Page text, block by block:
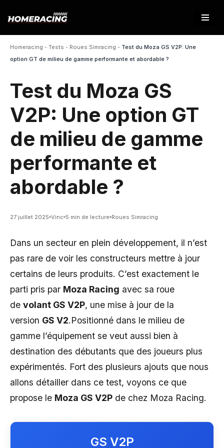
contenu
Homeracing - Tests - Roues Simracing - Test du Moza GS V2P: Une
option GT de milieu de gamme performante et abordable ?
Test du Moza GS
V2P: Une option GT
de milieu de gamme
performante et
abordable ?
27 juillet 2025 Vinc 5 min de lecture Roues Simracing
Dans un secteur en plein développement, il n’est
pas rare de voir les constructeurs mettre à jour
certains de leurs produits. C’est exactement le
parti pris par Moza Racing avec sa roue
de volant GS V2P, une mise à jour de la
version GS V2.Positionné dans le milieu de
gamme l’équipement se veut aussi bien à
destination des débutants que des joueurs plus
expérimentés. Fort des plusieurs ajouts que nous
allons détailler dans ce test, voyons ce que
propose le Moza GS V2P de chez Moza Racing.
GS V2P